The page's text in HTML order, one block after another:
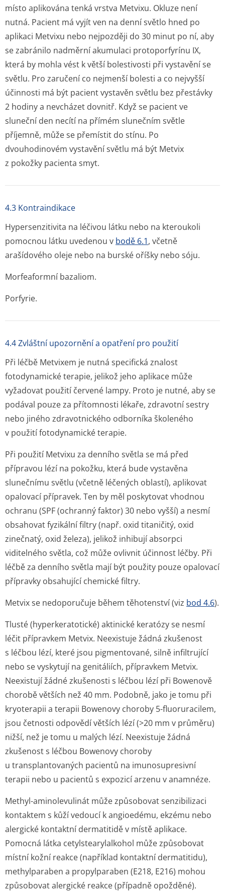
místo aplikována tenká vrstva Metvixu. Okluze není
nutná. Pacient má vyjít ven na denní světlo hned po
aplikaci Metvixu nebo nejpozději do 30 minut po ní, aby
se zabránilo nadměrní akumulaci protoporfyrínu IX,
která by mohla vést k větší bolestivosti při vystavění se
světlu. Pro zaručení co nejmenší bolesti a co nejvyšší
účinnosti má být pacient vystavěn světlu bez přestávky
2 hodiny a nevcházet dovnitř. Když se pacient ve
sluneční den necítí na přímém slunečním světle
příjemně, může se přemístit do stínu. Po
dvouhodinovém vystavění světlu má být Metvix
z pokožky pacienta smyt.
4.3 Kontraindikace
Hypersenzitivita na léčivou látku nebo na kteroukoli
pomocnou látku uvedenou v bodě 6.1, včetně
arašídového oleje nebo na burské oříšky nebo sóju.
Morfeaformní bazaliom.
Porfyrie.
4.4 Zvláštní upozornění a opatření pro použití
Při léčbě Metvixem je nutná specifická znalost
fotodynamické terapie, jelikož jeho aplikace může
vyžadovat použití červené lampy. Proto je nutné, aby se
podával pouze za přítomnosti lékaře, zdravotní sestry
nebo jiného zdravotnického odborníka školeného
v použití fotodynamické terapie.
Při použití Metvixu za denního světla se má před
přípravou lézí na pokožku, která bude vystavěna
slunečnímu světlu (včetně léčených oblastí), aplikovat
opalovací přípravek. Ten by měl poskytovat vhodnou
ochranu (SPF (ochranný faktor) 30 nebo vyšší) a nesmí
obsahovat fyzikální filtry (např. oxid titaničitý, oxid
zinečnatý, oxid železa), jelikož inhibují absorpci
viditelného světla, což může ovlivnit účinnost léčby. Při
léčbě za denního světla mají být použity pouze opalovací
přípravky obsahující chemické filtry.
Metvix se nedoporučuje během těhotenství (viz bod 4.6).
Tlusté (hyperkeratotické) aktinické keratózy se nesmí
léčit přípravkem Metvix. Neexistuje žádná zkušenost
s léčbou lézí, které jsou pigmentované, silně infiltrující
nebo se vyskytují na genitáliích, přípravkem Metvix.
Neexistují žádné zkušenosti s léčbou lézí při Bowenově
chorobě větších než 40 mm. Podobně, jako je tomu při
kryoterapii a terapii Bowenovy choroby 5-fluoruracilem,
jsou četnosti odpovědí větších lézí (>20 mm v průměru)
nižší, než je tomu u malých lézí. Neexistuje žádná
zkušenost s léčbou Bowenovy choroby
u transplantovaných pacientů na imunosupresivní
terapii nebo u pacientů s expozicí arzenu v anamnéze.
Methyl-aminolevulinát může způsobovat senzibilizaci
kontaktem s kůží vedoucí k angioedému, ekzému nebo
alergické kontaktní dermatitidě v místě aplikace.
Pomocná látka cetylstearylalkohol může způsobovat
místní kožní reakce (například kontaktní dermatitidu),
methylparaben a propylparaben (E218, E216) mohou
způsobovat alergické reakce (případně opožděné).